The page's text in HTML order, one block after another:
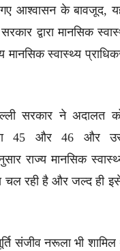
आश्वासन के बावजूद, यह
द्वारा मानसिक
मानसिक स्वास्थ्य
सरकार ने अदालत
45 और 46 और
राज्य मानसिक
चल रही है और जल्द ही
संजीव नरूला भी